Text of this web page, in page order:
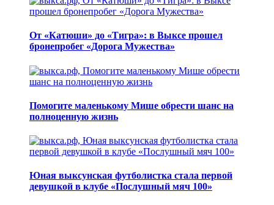
От «Катюши» до «Тигра»: в Выксе прошел
бронепробег «Дорога Мужества»
Помогите маленькому Мише обрести шанс на
полноценную жизнь
Юная выксунская футболистка стала первой
девушкой в клубе «Послушный мяч 100»